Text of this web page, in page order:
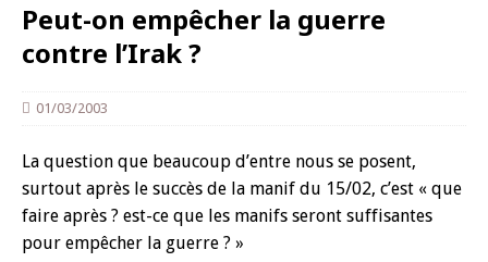
Peut-on empêcher la guerre
contre l’Irak ?
01/03/2003
La question que beaucoup d’entre nous se posent,
surtout après le succès de la manif du 15/02, c’est « que
faire après ? est-ce que les manifs seront suffisantes
pour empêcher la guerre ? »